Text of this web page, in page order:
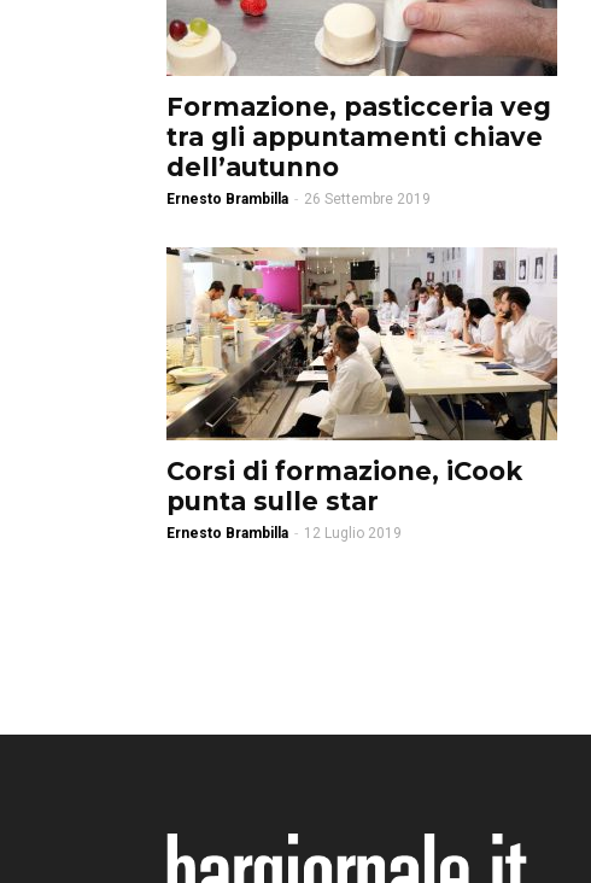
Formazione, pasticceria veg
tra gli appuntamenti chiave
dell’autunno
Ernesto Brambilla - 26 Settembre 2019
Corsi di formazione, iCook
punta sulle star
Ernesto Brambilla - 12 Luglio 2019